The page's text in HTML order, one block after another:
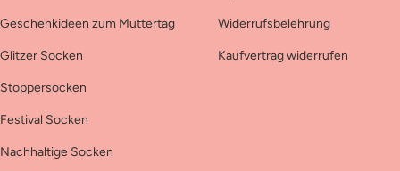
Geschenkideen zum Muttertag
Glitzer Socken
Stoppersocken
Festival Socken
Nachhaltige Socken
Widerrufsbelehrung
Kaufvertrag widerrufen